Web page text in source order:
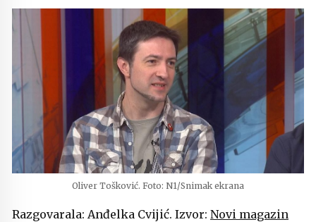
Oliver Tošković. Foto: N1/Snimak ekrana
Razgovarala: Anđelka Cvijić. Izvor: Novi magazin